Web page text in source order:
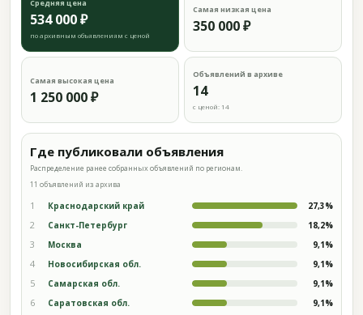
Средняя цена
534 000 ₽
по архивным объявлениям с ценой
Самая низкая цена
350 000 ₽
Самая высокая цена
1 250 000 ₽
Объявлений в архиве
14
с ценой: 14
Где публиковали объявления
Распределение ранее собранных объявлений по регионам.
11 объявлений из архива
1 Краснодарский край 27,3%
2 Санкт-Петербург 18,2%
3 Москва 9,1%
4 Новосибирская обл. 9,1%
5 Самарская обл. 9,1%
6 Саратовская обл. 9,1%